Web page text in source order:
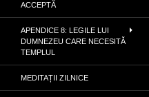
ACCEPTĂ
APENDICE 8: LEGILE LUI
DUMNEZEU CARE NECESITĂ
TEMPLUL
MEDITAȚII ZILNICE